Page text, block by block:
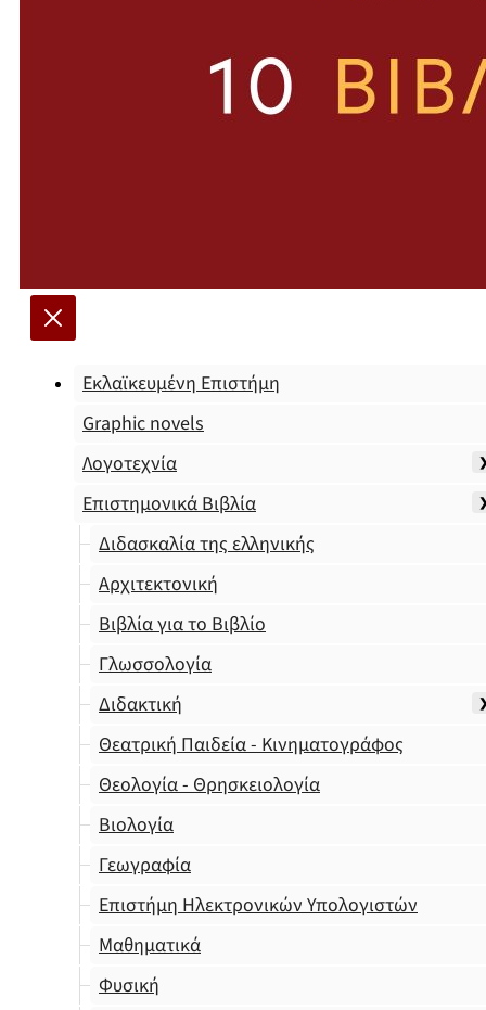
Εκλαϊκευμένη Επιστήμη
Graphic novels
Λογοτεχνία
Επιστημονικά Βιβλία
Διδασκαλία της ελληνικής
Αρχιτεκτονική
Βιβλία για το Βιβλίο
Γλωσσολογία
Διδακτική
Θεατρική Παιδεία - Κινηματογράφος
Θεολογία - Θρησκειολογία
Βιολογία
Γεωγραφία
Επιστήμη Ηλεκτρονικών Υπολογιστών
Μαθηματικά
Φυσική